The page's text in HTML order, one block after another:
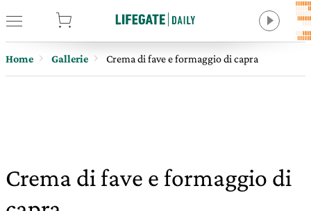
Home Gallerie Crema di fave e formaggio di capra
Crema di fave e formaggio di